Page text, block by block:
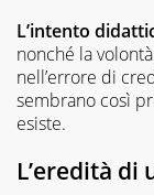
L’intento
nonché la
nell’errore di
sembrano così
esiste.
L’eredità di